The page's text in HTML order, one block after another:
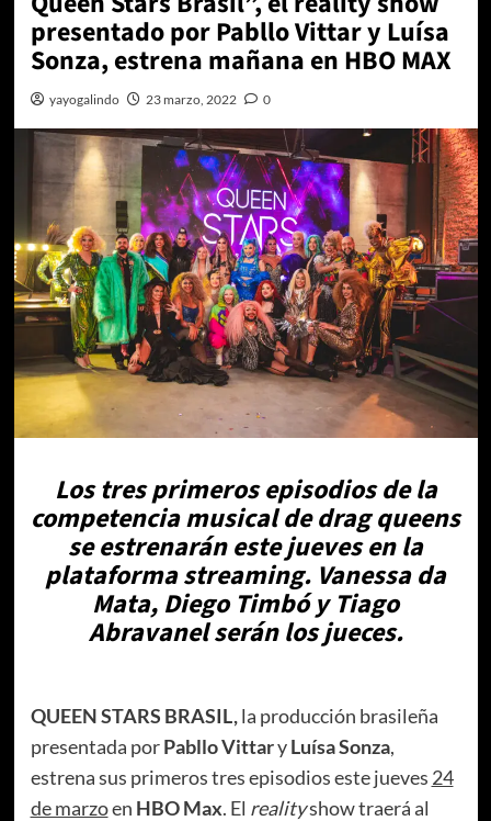
presentado por Pabllo Vittar y Luísa
Sonza, estrena mañana en HBO MAX
yayogalindo 23 marzo, 2022 0
Los tres primeros episodios de la
competencia musical de drag queens
se estrenarán este jueves en la
plataforma streaming. Vanessa da
Mata, Diego Timbó y Tiago
Abravanel serán los jueces.
QUEEN STARS BRASIL,la producción brasileña
presentada porPabllo VittaryLuísa Sonza,
estrena sus primeros tres episodios este jueves 24
de marzoen HBO Max. El realityshow traerá al